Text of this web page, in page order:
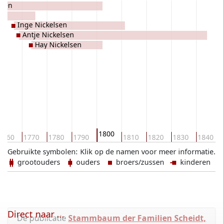
1770 1780 1790 1800 1810 1820 1830 1840
Inge Nickelsen
Antje Nickelsen
Hay Nickelsen
Klik op de namen voor meer informatie.
Gebruikte symbolen:
grootouders
ouders broers/zussen kinderen
De publicatie Stammbaum der Familien Scheidt,
Direct naar ...